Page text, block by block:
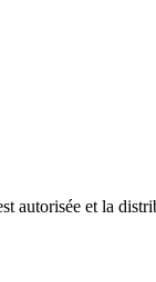
autorisée et la